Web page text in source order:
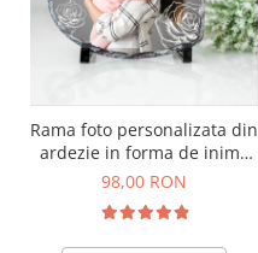
Rama foto personalizata din
ardezie in forma de inima
model flori
98,00 RON